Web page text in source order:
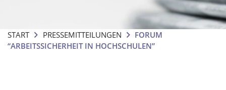
START PRESSEMITTEILUNGEN
FORUM
“ARBEITSSICHERHEIT IN HOCHSCHULEN”